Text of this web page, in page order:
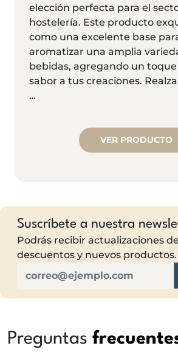
elección perfecta para el
hostelería. Este producto
como una excelente base
aromatizar una amplia
bebidas, agregando un
sabor a tus creaciones.
…
VER PRODUCTO
Suscríbete a nuestra
Podrás recibir actualizaciones
descuentos y nuevos productos.
Preguntas